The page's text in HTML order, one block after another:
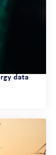
data